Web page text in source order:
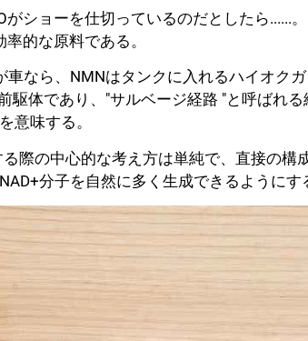
がショーを仕切っているのだとしたら......。
的な原料である。
車なら、NMNはタンクに入れるハイオク
駆体であり、"サルベージ経路 "と呼ばれ
意味する。
際の中心的な考え方は単純で、直接の構
分子を自然に多く生成できるようにす